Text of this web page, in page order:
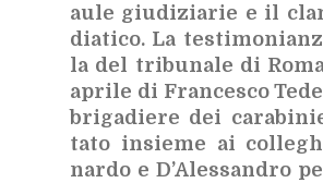
aule giu­di­zia­rie e il
dia­ti­co. La
la del tri­bu­na­le di
apri­le di Fran­ce­sco
bri­ga­die­re dei
ta­to in­sie­me ai
nar­do e D’A­les­san­dro